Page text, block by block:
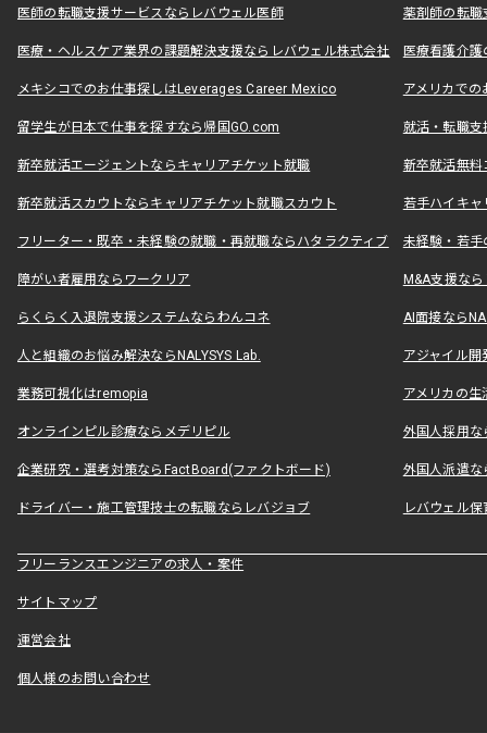
医師の転職支援サービスならレバウェル医師 薬剤師の転
医療・ヘルスケア業界の課題解決支援ならレバウェル株式会社 医療看護介
メキシコでのお仕事探しはLeverages Career Mexico アメリカで
留学生が日本で仕事を探すなら帰国GO.com 就活・転職
新卒就活エージェントならキャリアチケット就職 新卒就活無料
新卒就活スカウトならキャリアチケット就職スカウト 若手ハイキ
フリーター・既卒・未経験の就職・再就職ならハタラクティブ 未経験・若手
障がい者雇用ならワークリア M&A支援な
らくらく入退院支援システムならわんコネ AI面接なら
人と組織のお悩み解決ならNALYSYS Lab. アジャイル
業務可視化はremopia アメリカの
オンラインピル診療ならメデリピル 外国人採用
企業研究・選考対策ならFactBoard(ファクトボード) 外国人派遣な
ドライバー・施工管理技士の転職ならレバジョブ レバウェル
フリーランスエンジニアの求人・案件
サイトマップ
運営会社
個人様のお問い合わせ